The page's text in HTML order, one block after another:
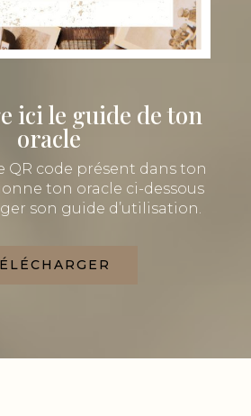
ici le guide de ton
oracle
QR code présent dans ton
ton oracle ci-dessous
son guide d’utilisation.